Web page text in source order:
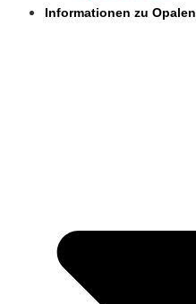
Informationen zu Opalen